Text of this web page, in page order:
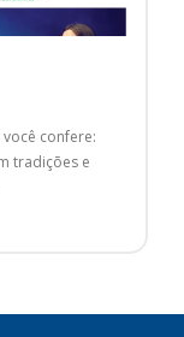
confere:
tradições e